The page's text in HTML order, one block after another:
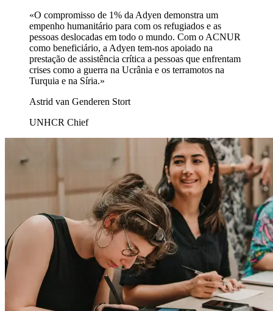
O compromisso de 1% da Adyen demonstra um
empenho humanitário para com os refugiados e as
pessoas deslocadas em todo o mundo. Com o ACNUR
como beneficiário, a Adyen tem-nos apoiado na
prestação de assistência crítica a pessoas que enfrentam
crises como a guerra na Ucrânia e os terramotos na
Turquia e na Síria.
Astrid van Genderen Stort
UNHCR Chief